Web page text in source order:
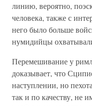
линию, вероятно,
человека, также с
него было больше
нумидийцы
Перемешивание у
доказывает, что
наступлении, но
так и по качеству, не